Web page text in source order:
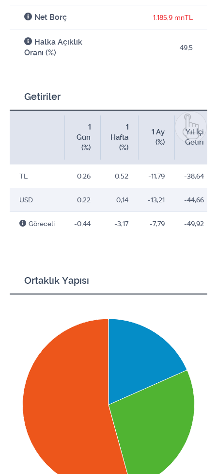
Net Borç 1.185,9 mnTL
Halka Açıklık
Oranı (%)
49,5
Getiriler
1
Gün
(%)
1
Hafta
(%)
1 Ay
(%)
Yıl İçi
Getiri
TL 0,26 0,52 -11,79 -38,64
USD 0,22 0,14 -13,21 -44,66
Göreceli -0,44 -3,17 -7,79 -49,92
Ortaklık Yapısı